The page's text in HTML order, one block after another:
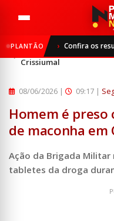
PLANTÃO Confira os
Segurança
Homem é preso com
Crissiumal
08/06/2026 | 09:17 |
Homem é preso
de maconha em
Ação da Brigada
tabletes da droga